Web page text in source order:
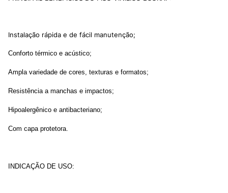
Instalação rápida e de fácil manutenção;
Conforto térmico e acústico;
Ampla variedade de cores, texturas e formatos;
Resistência a manchas e impactos;
Hipoalergênico e antibacteriano;
Com capa protetora.
INDICAÇÃO DE USO: